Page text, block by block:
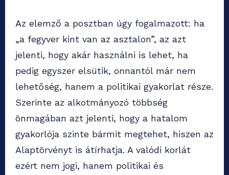
Az elemző a posztban úgy fogalmazott: ha
„a fegyver kint van az asztalon”, az azt
jelenti, hogy akár használni is lehet, ha
pedig egyszer elsütik, onnantól már nem
lehetőség, hanem a politikai gyakorlat része.
Szerinte az alkotmányozó többség
önmagában azt jelenti, hogy a hatalom
gyakorlója szinte bármit megtehet, hiszen az
Alaptörvényt is átírhatja. A valódi korlát
ezért nem jogi, hanem politikai és